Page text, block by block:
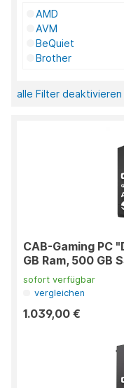
AMD
AVM
BeQuiet
Brother
Canon
Western Digital
WORTMANN AG /
Terra
alle Filter deaktivieren
CAB-Gaming PC
GB Ram, 500 GB
sofort verfügbar
vergleichen
1.039,00 €